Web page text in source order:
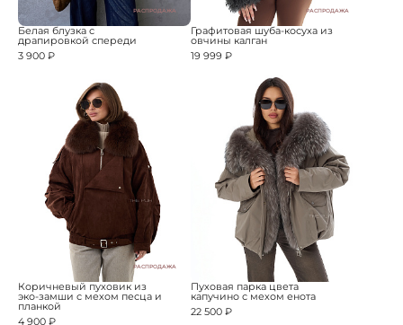
РАСПРОДАЖА
Белая блузка с
драпировкой спереди
3 900 ₽
РАСПРОДАЖА
Графитовая шуба-косуха из
овчины калган
19 999 ₽
РАСПРОДАЖА
Коричневый пуховик из
эко-замши с мехом песца и
планкой
4 900 ₽
Пуховая парка цвета
капучино с мехом енота
22 500 ₽